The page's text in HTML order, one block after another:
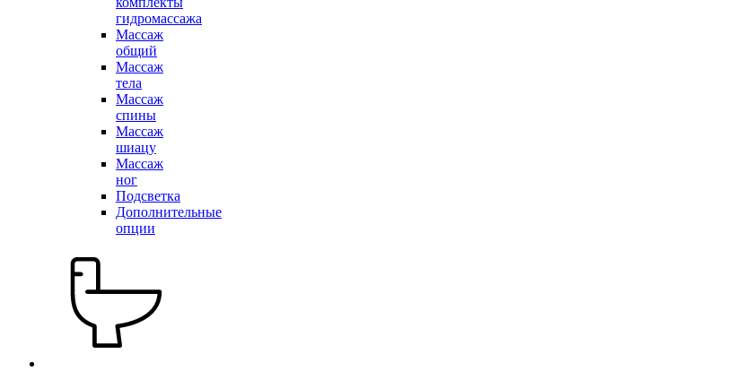
гидромассажа
Массаж
общий
Массаж
тела
Массаж
спины
Массаж
шиацу
Массаж
ног
Подсветка
Дополнительные
опции